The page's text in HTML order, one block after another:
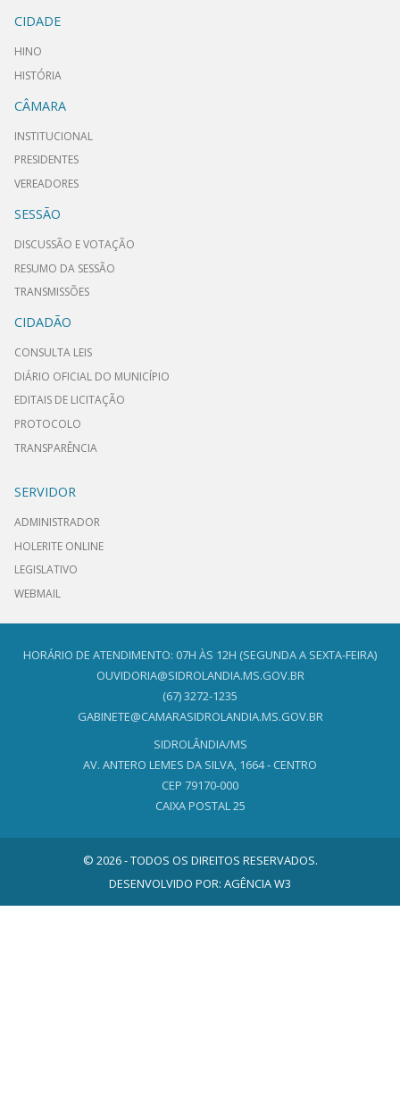
CIDADE
HINO
HISTÓRIA
CÂMARA
INSTITUCIONAL
PRESIDENTES
VEREADORES
SESSÃO
DISCUSSÃO E VOTAÇÃO
RESUMO DA SESSÃO
TRANSMISSÕES
CIDADÃO
CONSULTA LEIS
DIÁRIO OFICIAL DO MUNICÍPIO
EDITAIS DE LICITAÇÃO
PROTOCOLO
TRANSPARÊNCIA
SERVIDOR
ADMINISTRADOR
HOLERITE ONLINE
LEGISLATIVO
WEBMAIL
HORÁRIO DE ATENDIMENTO: 07H ÀS 12H (SEGUNDA A SEXTA-FEIRA)
OUVIDORIA@SIDROLANDIA.MS.GOV.BR
(67) 3272-1235
GABINETE@CAMARASIDROLANDIA.MS.GOV.BR
SIDROLÂNDIA/MS
AV. ANTERO LEMES DA SILVA, 1664 - CENTRO
CEP 79170-000
CAIXA POSTAL 25
© 2026 - TODOS OS DIREITOS RESERVADOS.
DESENVOLVIDO POR: AGÊNCIA W3